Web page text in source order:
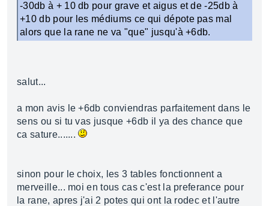
-30db à + 10 db pour grave et aigus et de -25db à
+10 db pour les médiums ce qui dépote pas mal
alors que la rane ne va "que" jusqu'à +6db.
salut...
a mon avis le +6db conviendras parfaitement dans le
sens ou si tu vas jusque +6db il ya des chance que
ca sature.......
sinon pour le choix, les 3 tables fonctionnent a
merveille... moi en tous cas c'est la preferance pour
la rane, apres j'ai 2 potes qui ont la rodec et l'autre